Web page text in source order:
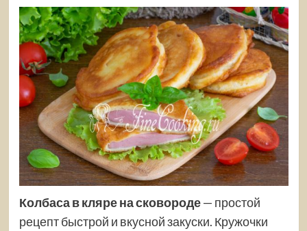
Колбаса в кляре на сковороде— простой
рецепт быстрой и вкусной закуски. Кружочки